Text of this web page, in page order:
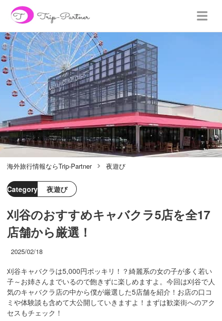
海外旅行情報ならTrip-Partner 夜遊び
Category 夜遊び
刈谷のおすすめキャバクラ5店を全17
店舗から厳選！
2025/02/18
刈谷キャバクラは5,000円ポッキリ！？綺麗系の女の子が多く若い
子～お姉さんまでいるので飽きずに楽しめますよ。今回は刈谷で人
気のキャバクラ店の中から僕が厳選した5店舗を紹介！お店の口コ
ミや体験談も含めて大公開していきますよ！まずは歓楽街へのアク
セスもチェック！